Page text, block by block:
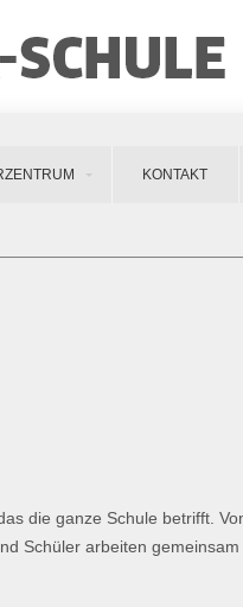
KONTAKT
die ganze Schule betrifft.
Schüler arbeiten